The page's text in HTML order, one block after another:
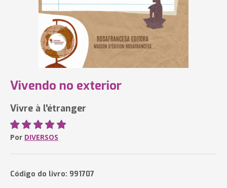
Vivendo no exterior
Vivre à l'étranger
Por DIVERSOS
Código do livro: 991707